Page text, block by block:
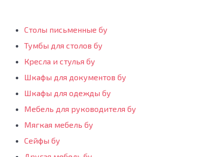
Столы письменные бу
Тумбы для столов бу
Кресла и стулья бу
Шкафы для документов бу
Шкафы для одежды бу
Мебель для руководителя бу
Мягкая мебель бу
Сейфы бу